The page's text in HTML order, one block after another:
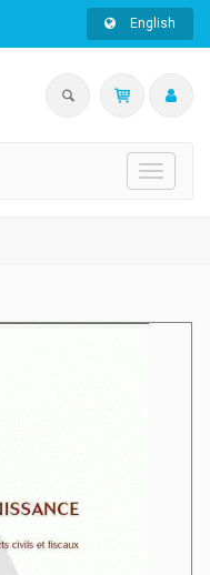
English
Toggle